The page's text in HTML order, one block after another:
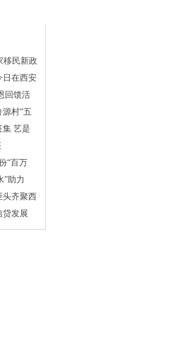
移民新政
日在西安
回馈活
村“五
集 艺是
“百万
”助力
头齐聚西
贷发展